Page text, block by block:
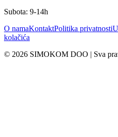
Subota: 9-14h
O namaKontaktPolitika privatnosti
kolačića
© 2026 SIMOKOM DOO | Sva